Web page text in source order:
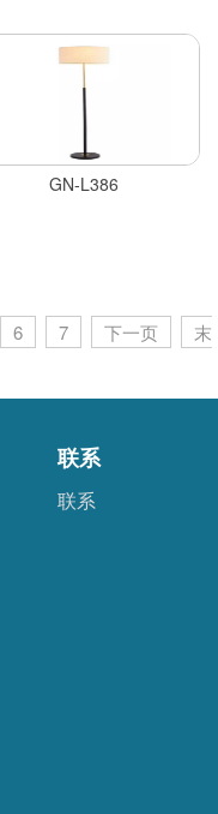
GN-L386
6 7 下一页
末
联系
联系